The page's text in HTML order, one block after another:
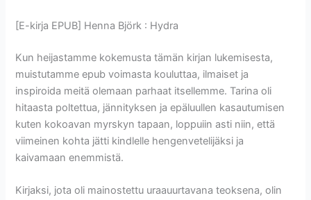
[E-kirja EPUB] Henna Björk : Hydra
Kun heijastamme kokemusta tämän kirjan lukemisesta,
muistutamme epub voimasta kouluttaa, ilmaiset ja
inspiroida meitä olemaan parhaat itsellemme. Tarina oli
hitaasta poltettua, jännityksen ja epäluullen kasautumisen
kuten kokoavan myrskyn tapaan, loppuiin asti niin, että
viimeinen kohta jätti kindlelle hengenvetelijäksi ja
kaivamaan enemmistä.
Kirjaksi, jota oli mainostettu uraauurtavana teoksena, olin